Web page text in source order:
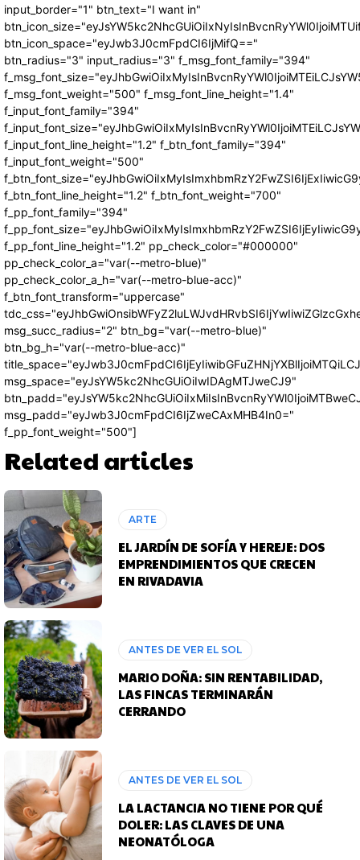
input_border="1" btn_text="I want in"
btn_icon_space="eyJwb3J0cmFpdCI6IjMifQ=="
btn_radius="3" input_radius="3" f_msg_font_family="394"
f_msg_font_weight="500" f_msg_font_line_height="1.4"
f_input_font_family="394"
f_input_font_line_height="1.2" f_btn_font_family="394"
f_input_font_weight="500"
f_btn_font_line_height="1.2" f_btn_font_weight="700"
f_pp_font_family="394"
f_pp_font_line_height="1.2" pp_check_color="#000000"
pp_check_color_a="var(--metro-blue)"
pp_check_color_a_h="var(--metro-blue-acc)"
f_btn_font_transform="uppercase"
msg_succ_radius="2" btn_bg="var(--metro-blue)"
btn_bg_h="var(--metro-blue-acc)"
msg_space="eyJsYW5kc2NhcGUiOiIwIDAgMTJweCJ9"
msg_padd="eyJwb3J0cmFpdCI6IjZweCAxMHB4In0="
f_pp_font_weight="500"]
Related articles
ARTE
EL JARDÍN DE SOFÍA Y HEREJE: DOS
EMPRENDIMIENTOS QUE CRECEN
EN RIVADAVIA
ANTES DE VER EL SOL
MARIO DOÑA: SIN RENTABILIDAD,
LAS FINCAS TERMINARÁN
CERRANDO
ANTES DE VER EL SOL
LA LACTANCIA NO TIENE POR QUÉ
DOLER: LAS CLAVES DE UNA
NEONATÓLOGA